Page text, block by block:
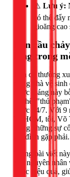
⚠️ Lưu ý:
có thể
gioăng
Bồn cầu
lặng trong
Bạn có thường
trong nhà vệ
nước tháng này
có thể, "thủ
nước 24/7. Với
TPHCM, tôi,
trong những sự
gia đình gặp phải.
Trong bài viết
xác nguyên
phục hiệu quả,